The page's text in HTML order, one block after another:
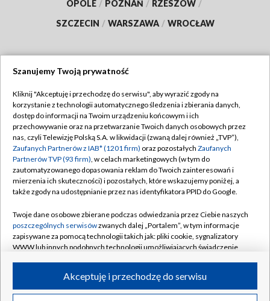
OPOLE / POZNAŃ / RZESZÓW /
SZCZECIN / WARSZAWA / WROCŁAW
TVP
Abonament TVP
Emisja w TVP
Centrum informacji TVP
Naziemna Telewizja Cyfrowa
Rada Programowa
System NOS
Informacje o nadawcy
Program dla prasy
Regulamin TVP
Polityka prywatności
Moje zgody
Pomoc
Kontakt
Kanały
©2026 Telewizja Polska S.A. w likwidacji
Szanujemy Twoją prywatność
Kliknij "Akceptuję i przechodzę do serwisu", aby wyrazić zgody na
korzystanie z technologii automatycznego śledzenia i zbierania danych,
dostęp do informacji na Twoim urządzeniu końcowym i ich
przechowywanie oraz na przetwarzanie Twoich danych osobowych przez
nas, czyli Telewizję Polską S.A. w likwidacji (zwaną dalej również „TVP”),
Zaufanych Partnerów z IAB* (1201 firm) oraz pozostałych Zaufanych
Partnerów TVP (93 firm), w celach marketingowych (w tym do
zautomatyzowanego dopasowania reklam do Twoich zainteresowań i
mierzenia ich skuteczności) i pozostałych, które wskazujemy poniżej, a
także zgody na udostępnianie przez nas identyfikatora PPID do Google.
Twoje dane osobowe zbierane podczas odwiedzania przez Ciebie naszych
poszczególnych serwisówzwanych dalej „Portalem”, w tym informacje
zapisywane za pomocą technologii takich jak: pliki cookie, sygnalizatory
WWW lub innych podobnych technologii umożliwiających świadczenie
ruchu w Internecie.Akceptuję i przechodzę do serwisu